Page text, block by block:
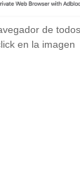
de
en la imagen